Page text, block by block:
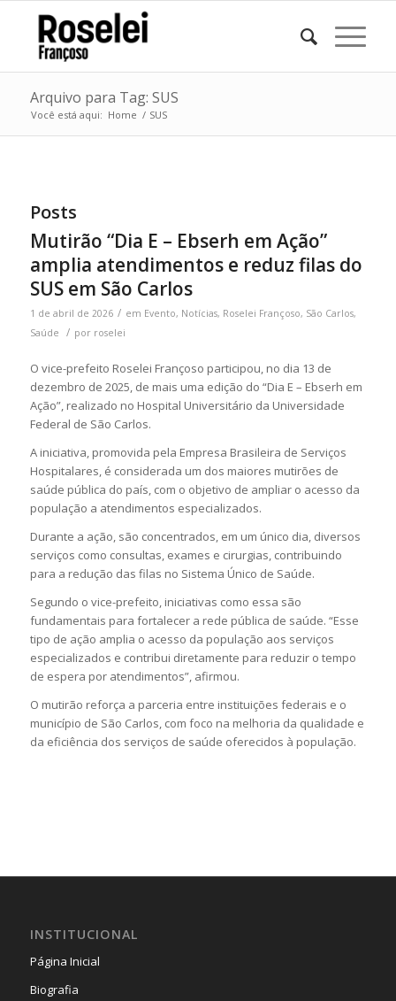
Arquivo para Tag: SUS
Você está aqui: Home / SUS
Posts
Mutirão “Dia E – Ebserh em Ação”
amplia atendimentos e reduz filas do
SUS em São Carlos
1 de abril de 2026 / em Evento, Notícias, Roselei Françoso, São Carlos,
Saúde
/ por roselei
O vice-prefeito Roselei Françoso participou, no dia 13 de
dezembro de 2025, de mais uma edição do “Dia E – Ebserh em
Ação”, realizado no Hospital Universitário da Universidade
Federal de São Carlos.
A iniciativa, promovida pela Empresa Brasileira de Serviços
Hospitalares, é considerada um dos maiores mutirões de
saúde pública do país, com o objetivo de ampliar o acesso da
população a atendimentos especializados.
Durante a ação, são concentrados, em um único dia, diversos
serviços como consultas, exames e cirurgias, contribuindo
para a redução das filas no Sistema Único de Saúde.
Segundo o vice-prefeito, iniciativas como essa são
fundamentais para fortalecer a rede pública de saúde. “Esse
tipo de ação amplia o acesso da população aos serviços
especializados e contribui diretamente para reduzir o tempo
de espera por atendimentos”, afirmou.
O mutirão reforça a parceria entre instituições federais e o
município de São Carlos, com foco na melhoria da qualidade e
da eficiência dos serviços de saúde oferecidos à população.
INSTITUCIONAL
Página Inicial
Biografia